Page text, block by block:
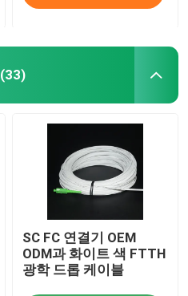
(33)
SC FC 연결기 OEM
ODM과 화이트 색 FTTH
광학 드롭 케이블